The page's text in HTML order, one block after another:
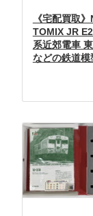
《宅配買取
TOMIX JR
系近郊電車
などの鉄道模